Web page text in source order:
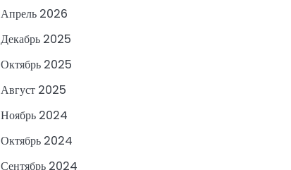
Апрель 2026
Декабрь 2025
Октябрь 2025
Август 2025
Ноябрь 2024
Октябрь 2024
Сентябрь 2024